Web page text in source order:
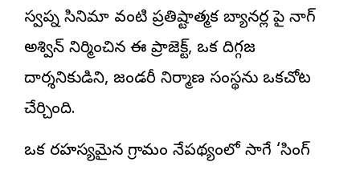
స్వప్న సినిమా వంటి ప్రతిష్టాత్మక బ్యానర్ల పై నాగ్
అశ్విన్ నిర్మించిన ఈ ప్రాజెక్ట్, ఒక దిగ్గజ
దార్శనికుడిని, లెజండరీ నిర్మాణ సంస్థను ఒకచోట
చేర్చింది.
ఒక రహస్యమైన గ్రామం నేపథ్యంలో సాగే ‘సింగ్